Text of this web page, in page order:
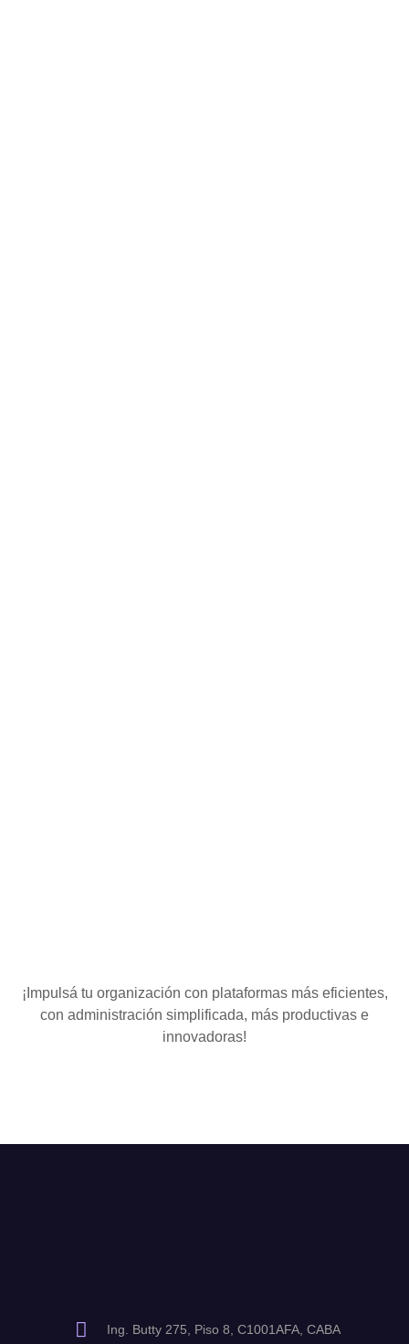
¡Impulsá tu organización con plataformas más eficientes,
con administración simplificada, más productivas e
innovadoras!
Ing. Butty 275, Piso 8, C1001AFA, CABA